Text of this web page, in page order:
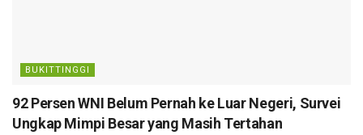
BUKITTINGGI
92 Persen WNI Belum Pernah ke Luar Negeri, Survei
Ungkap Mimpi Besar yang Masih Tertahan